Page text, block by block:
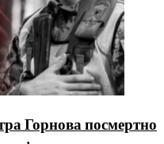
Горнова посмертно